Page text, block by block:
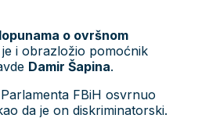
o ovršnom
i obrazložio pomoćnik
Damir Šapina.
FBiH osvrnuo
da je on diskriminatorski.